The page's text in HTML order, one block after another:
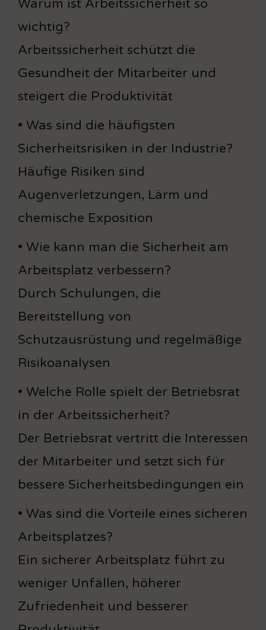
Warum ist Arbeitssicherheit so
wichtig?
Arbeitssicherheit schützt die
Gesundheit der Mitarbeiter und
steigert die Produktivität
• Was sind die häufigsten
Sicherheitsrisiken in der Industrie?
Häufige Risiken sind
Augenverletzungen, Lärm und
chemische Exposition
• Wie kann man die Sicherheit am
Arbeitsplatz verbessern?
Durch Schulungen, die
Bereitstellung von
Schutzausrüstung und regelmäßige
Risikoanalysen
• Welche Rolle spielt der Betriebsrat
in der Arbeitssicherheit?
Der Betriebsrat vertritt die Interessen
der Mitarbeiter und setzt sich für
bessere Sicherheitsbedingungen ein
• Was sind die Vorteile eines sicheren
Arbeitsplatzes?
Ein sicherer Arbeitsplatz führt zu
weniger Unfällen, höherer
Zufriedenheit und besserer